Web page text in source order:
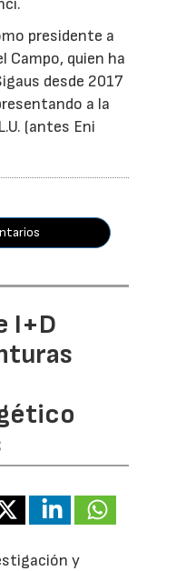
presidente a
Campo, quien ha
desde 2017
a la
(antes Eni
I+D
y